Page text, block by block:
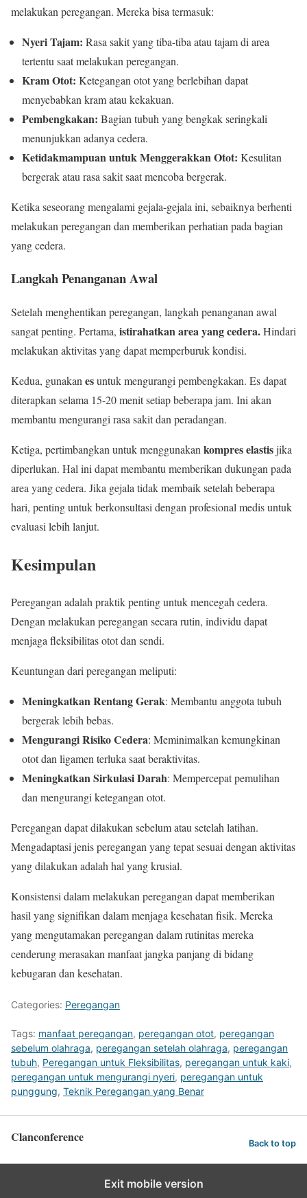
melakukan peregangan. Mereka bisa termasuk:
Nyeri Tajam: Rasa sakit yang tiba-tiba atau tajam di area
tertentu saat melakukan peregangan.
Kram Otot: Ketegangan otot yang berlebihan dapat
menyebabkan kram atau kekakuan.
Pembengkakan: Bagian tubuh yang bengkak seringkali
menunjukkan adanya cedera.
Ketidakmampuan untuk Menggerakkan Otot: Kesulitan
bergerak atau rasa sakit saat mencoba bergerak.
Ketika seseorang mengalami gejala-gejala ini, sebaiknya berhenti
melakukan peregangan dan memberikan perhatian pada bagian
yang cedera.
Langkah Penanganan Awal
Setelah menghentikan peregangan, langkah penanganan awal
sangat penting. Pertama, istirahatkan area yang cedera.Hindari
melakukan aktivitas yang dapat memperburuk kondisi.
Kedua, gunakan esuntuk mengurangi pembengkakan. Es dapat
diterapkan selama 15-20 menit setiap beberapa jam. Ini akan
membantu mengurangi rasa sakit dan peradangan.
Ketiga, pertimbangkan untuk menggunakan kompres elastisjika
diperlukan. Hal ini dapat membantu memberikan dukungan pada
area yang cedera. Jika gejala tidak membaik setelah beberapa
hari, penting untuk berkonsultasi dengan profesional medis untuk
evaluasi lebih lanjut.
Kesimpulan
Peregangan adalah praktik penting untuk mencegah cedera.
Dengan melakukan peregangan secara rutin, individu dapat
menjaga fleksibilitas otot dan sendi.
Keuntungan dari peregangan meliputi:
Meningkatkan Rentang Gerak: Membantu anggota tubuh
bergerak lebih bebas.
Mengurangi Risiko Cedera: Meminimalkan kemungkinan
otot dan ligamen terluka saat beraktivitas.
Meningkatkan Sirkulasi Darah: Mempercepat pemulihan
dan mengurangi ketegangan otot.
Peregangan dapat dilakukan sebelum atau setelah latihan.
Mengadaptasi jenis peregangan yang tepat sesuai dengan aktivitas
yang dilakukan adalah hal yang krusial.
Konsistensi dalam melakukan peregangan dapat memberikan
hasil yang signifikan dalam menjaga kesehatan fisik. Mereka
yang mengutamakan peregangan dalam rutinitas mereka
cenderung merasakan manfaat jangka panjang di bidang
kebugaran dan kesehatan.
Categories: Peregangan
Tags: manfaat peregangan, peregangan otot, peregangan
sebelum olahraga, peregangan setelah olahraga, peregangan
tubuh, Peregangan untuk Fleksibilitas, peregangan untuk kaki,
peregangan untuk mengurangi nyeri, peregangan untuk
punggung, Teknik Peregangan yang Benar
Clanconference Back to top
Exit mobile version